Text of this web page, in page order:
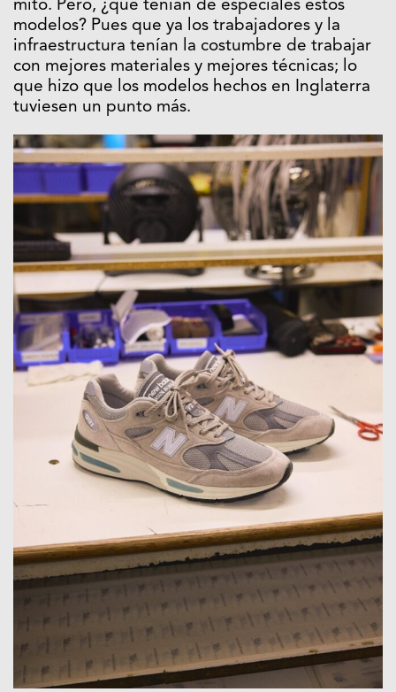
mito. Pero, ¿qué tenían de especiales estos
modelos? Pues que ya los trabajadores y la
infraestructura tenían la costumbre de trabajar
con mejores materiales y mejores técnicas; lo
que hizo que los modelos hechos en Inglaterra
tuviesen un punto más.